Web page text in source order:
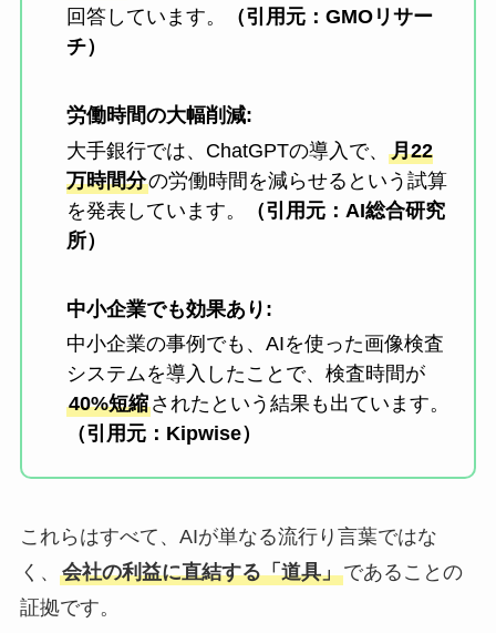
回答しています。
（引用元：GMOリサー
チ）
労働時間の大幅削減:
大手銀行では、ChatGPTの導入で、 月22
万時間分の労働時間を減らせるという試算
を発表しています。
（引用元：AI総合研究
所）
中小企業でも効果あり:
中小企業の事例でも、AIを使った画像検査
システムを導入したことで、検査時間が
40%短縮されたという結果も出ています。
（引用元：Kipwise）
これらはすべて、AIが単なる流行り言葉ではな
く、 会社の利益に直結する「道具」であることの
証拠です。